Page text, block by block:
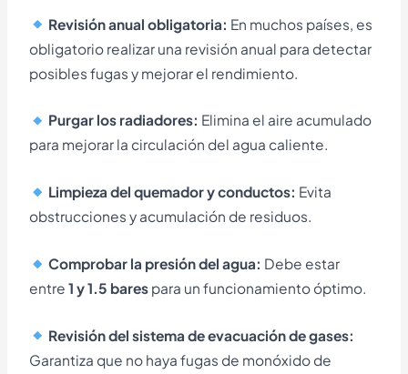
Revisión anual obligatoria: En muchos países, es
obligatorio realizar una revisión anual para detectar
posibles fugas y mejorar el rendimiento.
Purgar los radiadores: Elimina el aire acumulado
para mejorar la circulación del agua caliente.
Limpieza del quemador y conductos: Evita
obstrucciones y acumulación de residuos.
Comprobar la presión del agua: Debe estar
entre1 y 1.5 bares para un funcionamiento óptimo.
Revisión del sistema de evacuación de gases:
Garantiza que no haya fugas de monóxido de